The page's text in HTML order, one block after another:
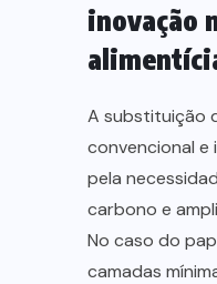
inovação
A substituição
convencional e
pela
carbono e
No caso do
camadas